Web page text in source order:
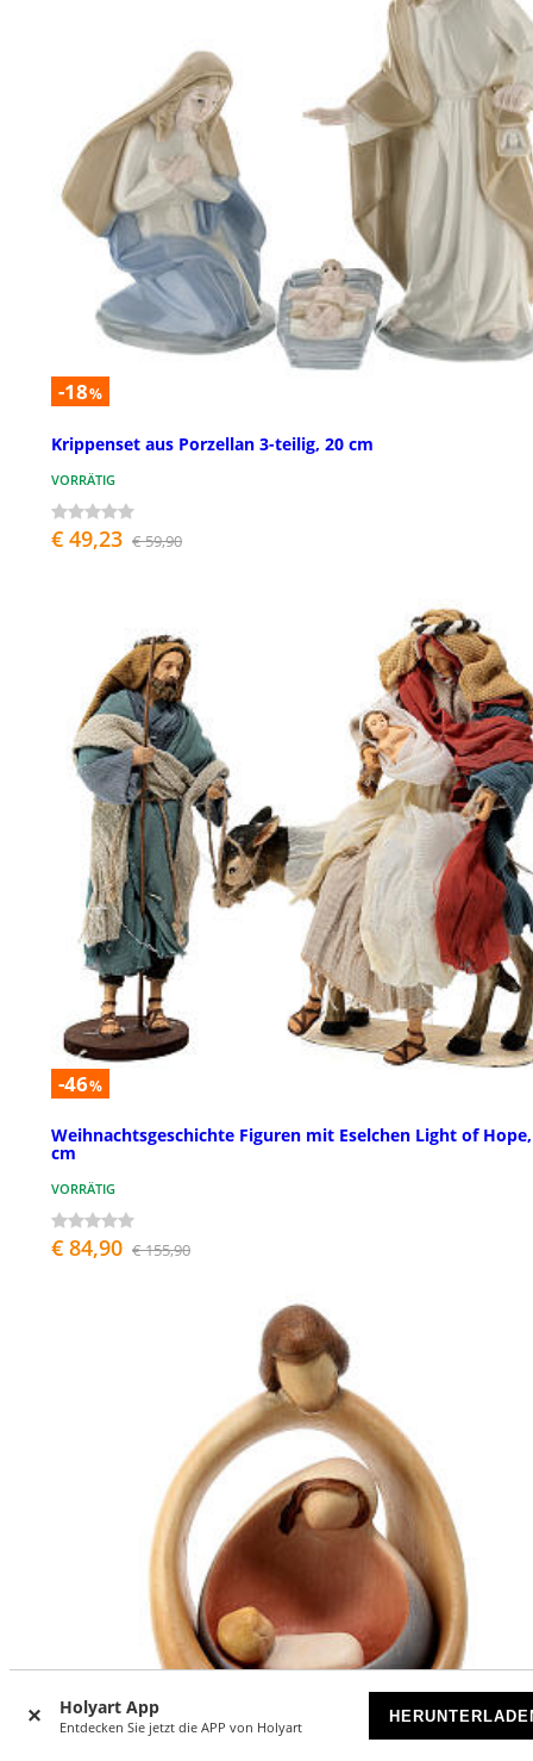
Holyart App
Entdecken Sie jetzt die APP von Holyart
-18%
Krippenset aus Porzellan 3-teilig, 20 cm
VORRÄTIG
€ 49,23 € 59,90
-46%
Weihnachtsgeschichte Figuren mit Eselchen Light of
cm
VORRÄTIG
€ 84,90 € 155,90